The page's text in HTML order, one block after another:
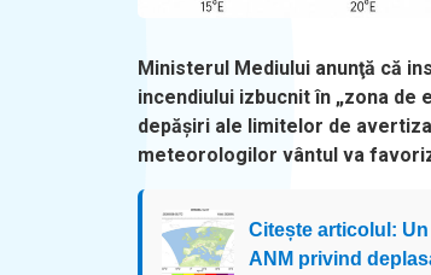
Ministerul Mediului anunţă că
incendiului izbucnit în „zona
depăşiri ale limitelor de
meteorologilor vântul va
Citește articolul:
ANM privind